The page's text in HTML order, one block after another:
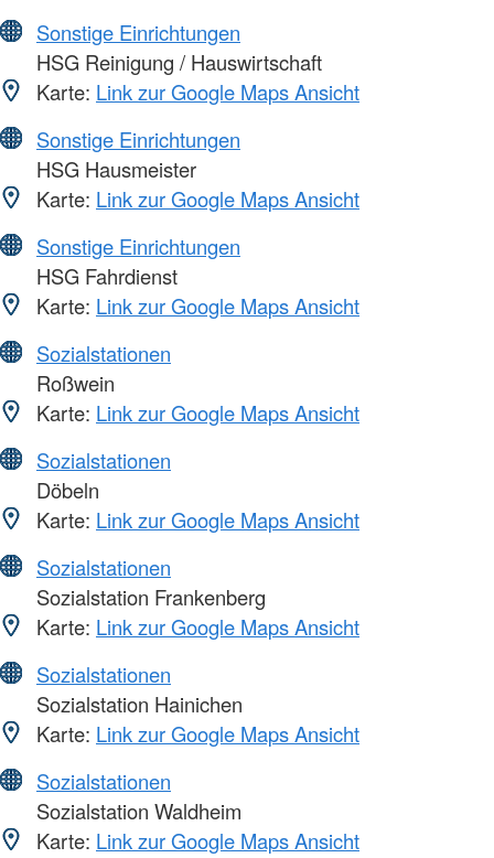
Sonstige Einrichtungen
HSG Reinigung / Hauswirtschaft
Karte: Link zur Google Maps Ansicht
Sonstige Einrichtungen
HSG Hausmeister
Karte: Link zur Google Maps Ansicht
Sonstige Einrichtungen
HSG Fahrdienst
Karte: Link zur Google Maps Ansicht
Sozialstationen
Roßwein
Karte: Link zur Google Maps Ansicht
Sozialstationen
Döbeln
Karte: Link zur Google Maps Ansicht
Sozialstationen
Sozialstation Frankenberg
Karte: Link zur Google Maps Ansicht
Sozialstationen
Sozialstation Hainichen
Karte: Link zur Google Maps Ansicht
Sozialstationen
Sozialstation Waldheim
Karte: Link zur Google Maps Ansicht